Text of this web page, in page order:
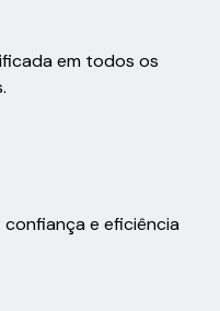
em todos os
e eficiência